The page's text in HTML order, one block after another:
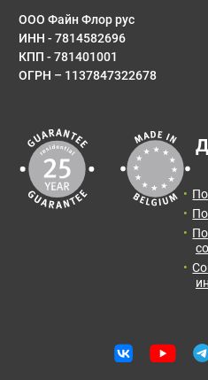
Количество:
упак.
Итоговая
площадь:
0м2
Отправить заявку с
получения информации
E-mail
Сообщение
ООО Файн Флор рус
ИНН - 7814582696
КПП - 781401001
ОГРН – 1137847322678